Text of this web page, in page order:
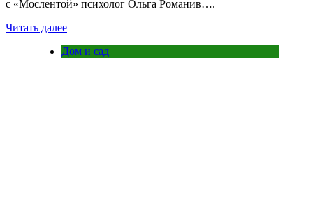
с «Мослентой» психолог Ольга Романив….
Читать далее
Дом и сад